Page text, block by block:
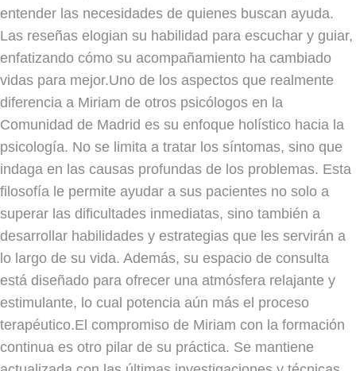
entender las necesidades de quienes buscan ayuda.
Las reseñas elogian su habilidad para escuchar y guiar,
enfatizando cómo su acompañamiento ha cambiado
vidas para mejor.Uno de los aspectos que realmente
diferencia a Miriam de otros psicólogos en la
Comunidad de Madrid es su enfoque holístico hacia la
psicología. No se limita a tratar los síntomas, sino que
indaga en las causas profundas de los problemas. Esta
filosofía le permite ayudar a sus pacientes no solo a
superar las dificultades inmediatas, sino también a
desarrollar habilidades y estrategias que les servirán a
lo largo de su vida. Además, su espacio de consulta
está diseñado para ofrecer una atmósfera relajante y
estimulante, lo cual potencia aún más el proceso
terapéutico.El compromiso de Miriam con la formación
continua es otro pilar de su práctica. Se mantiene